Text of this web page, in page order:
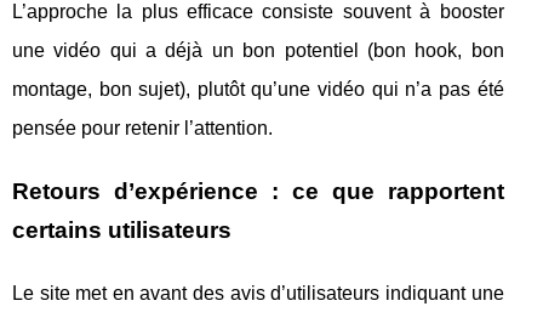
L’approche la plus efficace consiste souvent à booster
une vidéo qui a déjà un bon potentiel (bon hook, bon
montage, bon sujet), plutôt qu’une vidéo qui n’a pas été
pensée pour retenir l’attention.
Retours d’expérience : ce que rapportent
certains utilisateurs
Le site met en avant des avis d’utilisateurs indiquant une